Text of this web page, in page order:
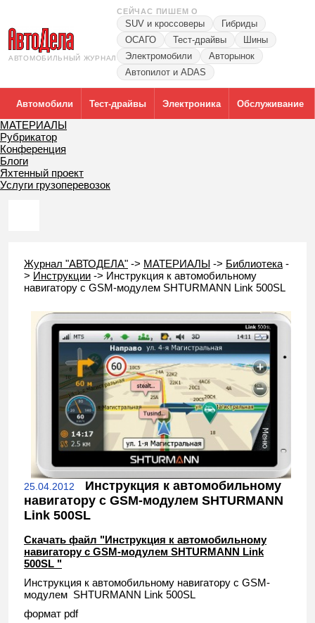
АВТОМОБИЛЬНЫЙ ЖУРНАЛ
СЕЙЧАС ПИШЕМ О
SUV и кроссоверы
Гибриды
ОСАГО
Тест-драйвы
Шины
Электромобили
Авторынок
Автопилот и ADAS
Автомобили Тест-драйвы Электроника Обслуживание
МАТЕРИАЛЫ
Рубрикатор
Конференция
Блоги
Яхтенный проект
Услуги грузоперевозок
Журнал "АВТОДЕЛА" -> МАТЕРИАЛЫ -> Библиотека -
> Инструкции -> Инструкция к автомобильному
навигатору с GSM-модулем SHTURMANN Link 500SL
25.04.2012
Инструкция к автомобильному
навигатору с GSM-модулем SHTURMANN
Link 500SL
Скачать файл "Инструкция к автомобильному
навигатору с GSM-модулем SHTURMANN Link
500SL "
Инструкция к автомобильному навигатору с GSM-
модулем SHTURMANN Link 500SL
формат pdf